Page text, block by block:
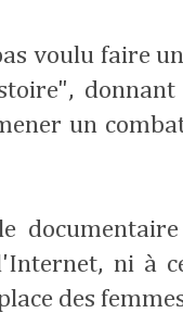
voulu faire
un
ni à
des